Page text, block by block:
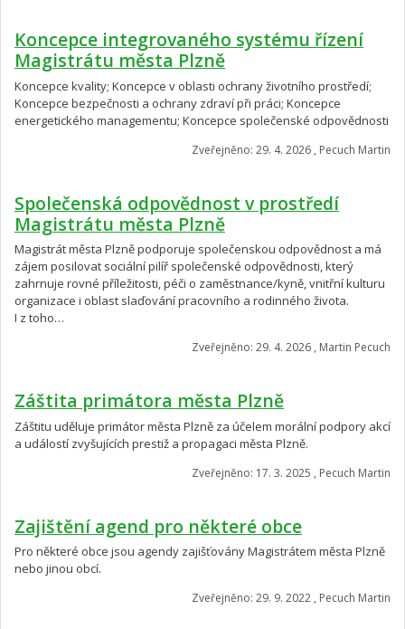
Koncepce integrovaného systému řízení
Magistrátu města Plzně
Koncepce kvality; Koncepce v oblasti ochrany životního prostředí;
Koncepce bezpečnosti a ochrany zdraví při práci; Koncepce
energetického managementu; Koncepce společenské odpovědnosti
Zveřejněno: 29. 4. 2026 , Pecuch Martin
Společenská odpovědnost v prostředí
Magistrátu města Plzně
Magistrát města Plzně podporuje společenskou odpovědnost a má
zájem posilovat sociální pilíř společenské odpovědnosti, který
zahrnuje rovné příležitosti, péči o zaměstnance/kyně, vnitřní kulturu
organizace i oblast slaďování pracovního a rodinného života.
I z toho…
Zveřejněno: 29. 4. 2026 , Martin Pecuch
Záštita primátora města Plzně
Záštitu uděluje primátor města Plzně za účelem morální podpory akcí
a událostí zvyšujících prestiž a propagaci města Plzně.
Zveřejněno: 17. 3. 2025 , Pecuch Martin
Zajištění agend pro některé obce
Pro některé obce jsou agendy zajišťovány Magistrátem města Plzně
nebo jinou obcí.
Zveřejněno: 29. 9. 2022 , Pecuch Martin